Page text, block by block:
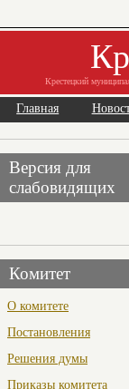
Крестецкий
Главная
Версия для
слабовидящих
Комитет
О комитете
Постановления
Решения думы
Приказы комитета